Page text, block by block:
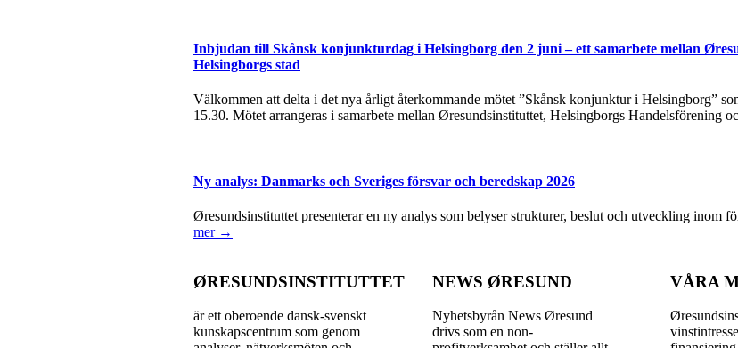
Inbjudan till Skånsk konjunkturdag i Helsingborg den 2 juni – ett samarbete mellan
Helsingborgs stad
Välkommen att delta i det nya årligt återkommande mötet ”Skånsk konjunktur i Helsingborg”
15.30. Mötet arrangeras i samarbete mellan Øresundsinstituttet, Helsingborgs Handelsförening
Ny analys: Danmarks och Sveriges försvar och beredskap 2026
Øresundsinstituttet presenterar en ny analys som belyser strukturer, beslut och utveckling inom
mer →
ØRESUNDSINSTITUTTET
är ett oberoende dansk-svenskt
kunskapscentrum som genom
NEWS ØRESUND
Nyhetsbyrån News Øresund
drivs som en non-
VÅRA